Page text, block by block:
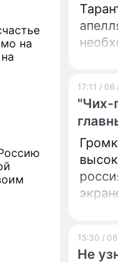
на
17:11 / 06
"Чих-
15:30 /
Не